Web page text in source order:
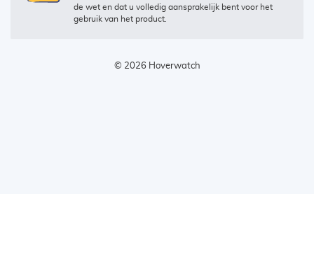
de wet en dat u volledig aansprakelijk bent voor het
gebruik van het product.
© 2026 Hoverwatch